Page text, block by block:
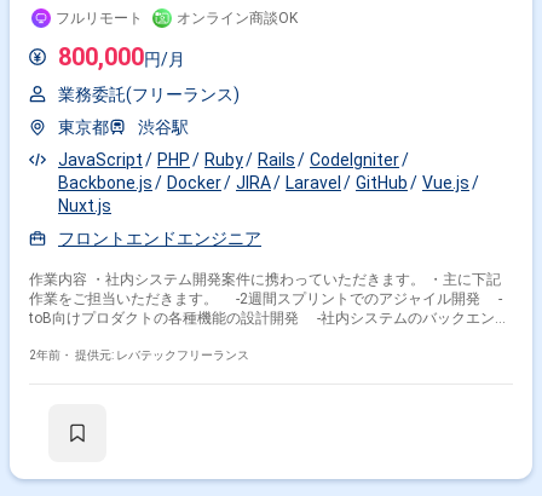
です ▼勤務地等 最寄駅:リモート可 ※現場は六本木 ※地方の方も検討可 勤
務時間:11:00~19:00(所定労働時間7時間、休憩時間1時間) ▼条件面 面談:1
フルリモート オンライン商談OK
800,000円/月
業務委託(フリーランス)
東京都
渋谷駅
JavaScript
PHP Ruby Rails
CodeIgniter
Backbone.js
Docker JIRA Laravel GitHub
Vue.js
Nuxt.js
フロントエンドエンジニア
作業内容 ・社内システム開発案件に携わっていただきます。 ・主に下記
作業をご担当いただきます。 -2週間スプリントでのアジャイル開発 -
toB向けプロダクトの各種機能の設計開発 -社内システムのバックエンド
計開発
2年前・ 提供元: レバテックフリーランス